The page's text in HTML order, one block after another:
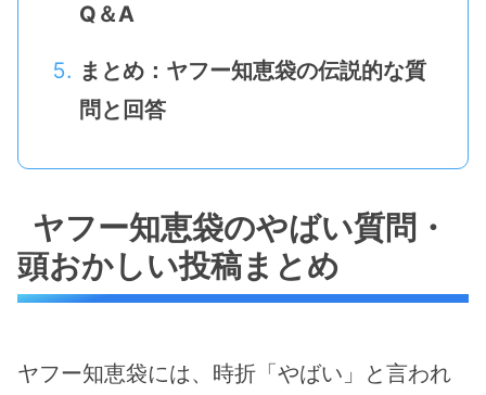
Q＆A
まとめ：ヤフー知恵袋の伝説的な質
問と回答
ヤフー知恵袋のやばい質問・
頭おかしい投稿まとめ
ヤフー知恵袋には、時折「やばい」と言われ